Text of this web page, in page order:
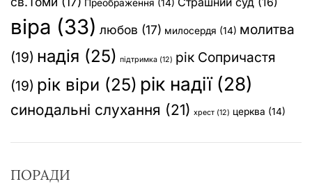
Преображення (14)
віра (33) любов (17) милосердя (14) молитва
(19) надія (25) підтримка (12) рік Сопричастя
(19) рік віри (25) рік надії(28)
синодальні слухання (21) хрест (12) церква (14)
ПОРАДИ